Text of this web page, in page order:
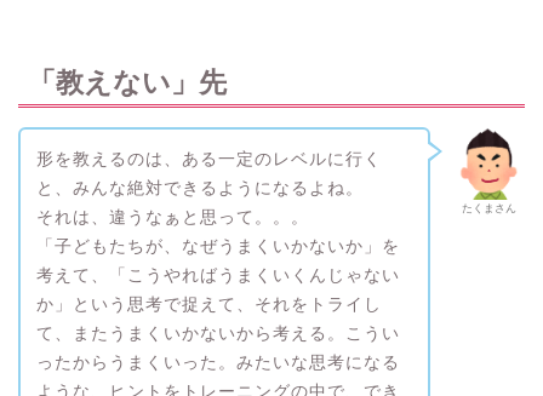
「教えない」先
たくまさん
形を教えるのは、ある一定のレベルに行く
と、みんな絶対できるようになるよね。
それは、違うなぁと思って。。。
「子どもたちが、なぜうまくいかないか」を
考えて、「こうやればうまくいくんじゃない
か」という思考で捉えて、それをトライし
て、またうまくいかないから考える。こうい
ったからうまくいった。みたいな思考になる
ような、ヒントをトレーニングの中で、でき